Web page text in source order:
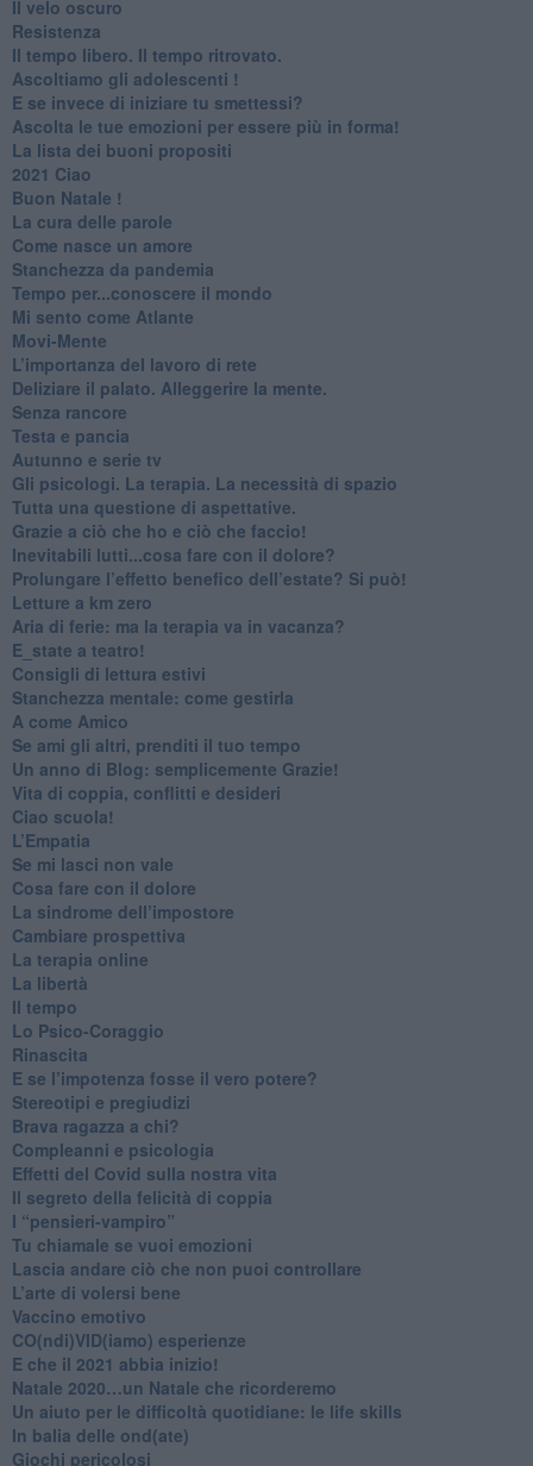
​Il velo oscuro
Resistenza
​Il tempo libero. Il tempo ritrovato.
Ascoltiamo gli adolescenti !
​E se invece di iniziare tu smettessi?
​Ascolta le tue emozioni per essere più in forma!
​La lista dei buoni propositi
2021 Ciao
Buon Natale !
​La cura delle parole
​Come nasce un amore
Stanchezza da pandemia
​Tempo per...conoscere il mondo
​Mi sento come Atlante
​Movi-Mente
​L’importanza del lavoro di rete
​Deliziare il palato. Alleggerire la mente.
​Senza rancore
​Testa e pancia
​Autunno e serie tv
​Gli psicologi. La terapia. La necessità di spazio
​Tutta una questione di aspettative.
​Grazie a ciò che ho e ciò che faccio!
​Inevitabili lutti...cosa fare con il dolore?
Prolungare l’effetto benefico dell’estate? Si può!
​Letture a km zero
​Aria di ferie: ma la terapia va in vacanza?
​E_state a teatro!
​Consigli di lettura estivi
​Stanchezza mentale: come gestirla
​A come Amico
​Se ami gli altri, prenditi il tuo tempo
​Un anno di Blog: semplicemente Grazie!
​Vita di coppia, conflitti e desideri
​Ciao scuola!
​L’Empatia
​Se mi lasci non vale
Cosa fare con il dolore
​La sindrome dell’impostore
​Cambiare prospettiva
La terapia online
La libertà
​Il tempo
​Lo Psico-Coraggio
Rinascita
​E se l’impotenza fosse il vero potere?
Stereotipi e pregiudizi
​Brava ragazza a chi?
​Compleanni e psicologia
Effetti del Covid sulla nostra vita
Il segreto della felicità di coppia
​I “pensieri-vampiro”
​Tu chiamale se vuoi emozioni
​Lascia andare ciò che non puoi controllare
L’arte di volersi bene
​Vaccino emotivo
CO(ndi)VID(iamo) esperienze
​E che il 2021 abbia inizio!
​Natale 2020…un Natale che ricorderemo
Un aiuto per le difficoltà quotidiane: le life skills
​In balia delle ond(ate)
Giochi pericolosi